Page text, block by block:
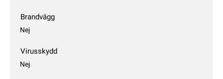
Brandvägg
Nej
Virusskydd
Nej